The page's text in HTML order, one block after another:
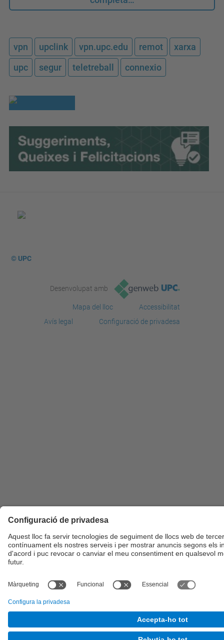
vpn upclink vpn.upc.edu remot
xarxa
upc
segur teletreball connexio
© UPC
Desenvolupat amb
Mapa del lloc
Accessibilitat
Avís legal
Configuració de privadesa